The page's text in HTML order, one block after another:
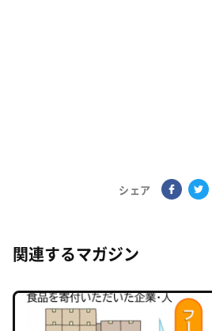
シェア
関連するマガジン